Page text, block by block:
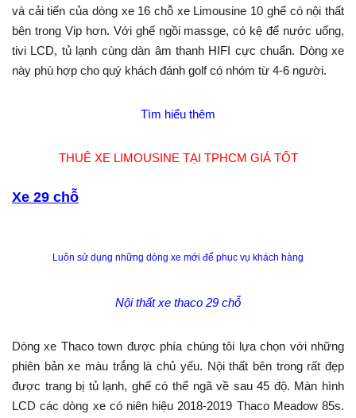
và cải tiến của dòng xe 16 chỗ xe Limousine 10 ghế có nội thất
bên trong Vip hơn. Với ghế ngồi massge, có kệ để nước uống,
tivi LCD, tủ lạnh cùng dàn âm thanh HIFI cực chuẩn. Dòng xe
này phù hợp cho quý khách đánh golf có nhóm từ 4-6 người.
Tìm hiểu thêm
THUÊ XE LIMOUSINE TẠI TPHCM GIÁ TỐT
Xe 29 chỗ
Luôn sử dụng những dòng xe mới để phục vụ khách hàng
Nội thất xe thaco 29 chỗ
Dòng xe Thaco town được phía chúng tôi lựa chọn với những
phiên bản xe màu trắng là chủ yếu. Nội thất bên trong rất đẹp
được trang bị tủ lạnh, ghế có thể ngã về sau 45 độ. Màn hình
LCD các dòng xe có niên hiệu 2018-2019 Thaco Meadow 85s.